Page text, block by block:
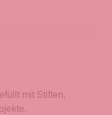
mit Stiften,